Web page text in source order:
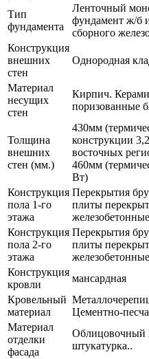
Тип
фундамента
Ленточный
фундамент ж/б
сборного
Конструкция
внешних
стен
Однородная
Материал
несущих
стен
Кирпич.
поризованные
Толщина
внешних
стен (мм.)
430мм
конструкции
восточных
460мм
Вт)
Конструкция
пола 1-го
этажа
Перекрытия
плиты
Конструкция
пола 2-го
этажа
Перекрытия
плиты
Конструкция
кровли
мансардная
Кровельный
материал
Цементно-
Материал
отделки
фасада
Облицовочный
штукатурка..